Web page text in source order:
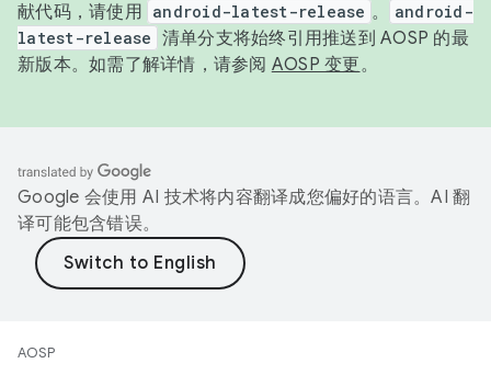
献代码，请使用 android-latest-release 。
android-
latest-release 清单分支将始终引用推送到 AOSP 的最
新版本。如需了解详情，请参阅 AOSP 变更。
Google 会使用 AI 技术将内容翻译成您偏好的语言。AI 翻
译可能包含错误。
AOSP